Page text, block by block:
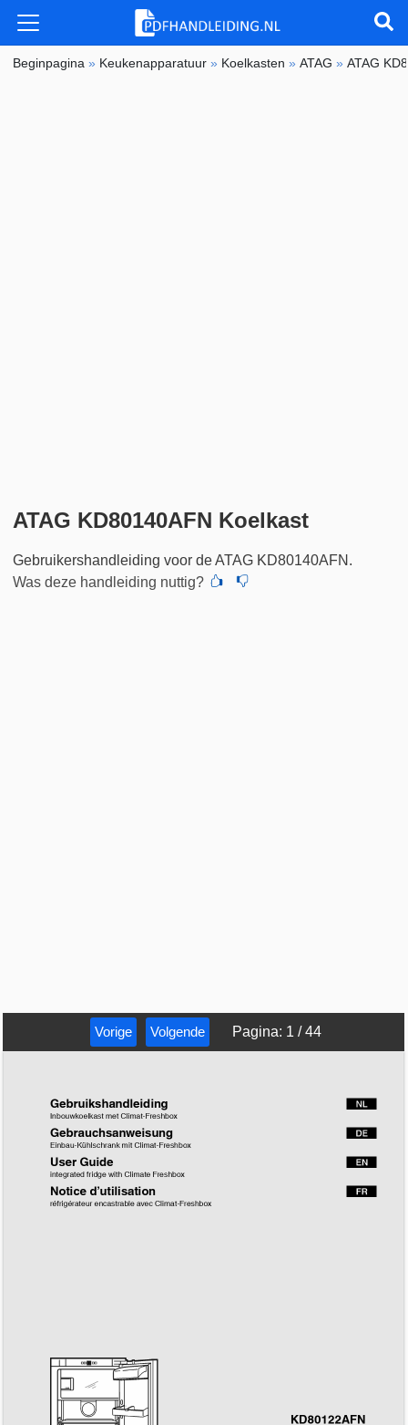
Beginpagina » Keukenapparatuur » Koelkasten »ATAG »ATAG
ATAG KD80140AFN Koelkast
Gebruikershandleiding voor de ATAG KD80140AFN.
Was deze handleiding nuttig?
Vorige Volgende Pagina: 1 /44